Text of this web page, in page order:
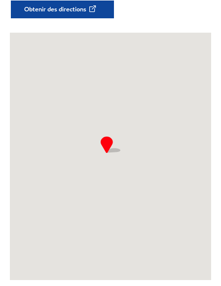
Obtenir des directions